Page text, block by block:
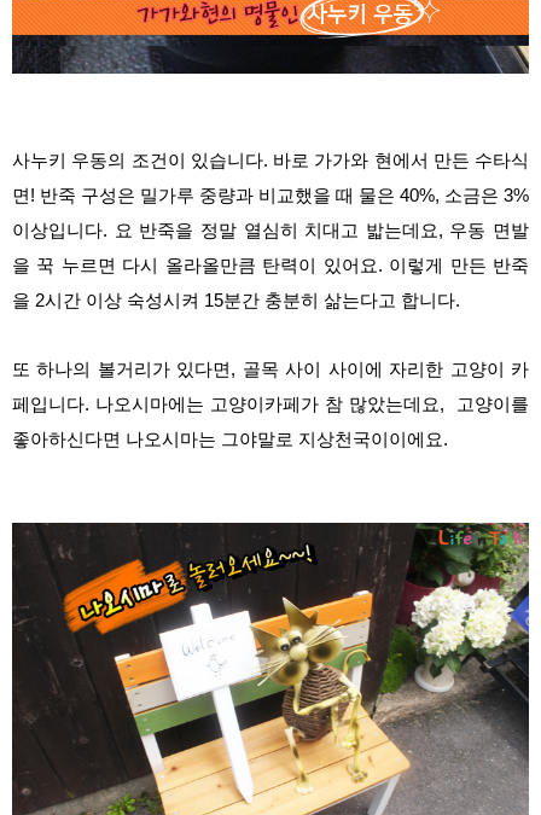
사누키 우동의 조건이 있습니다. 바로 가가와 현에서 만든 수타식
면! 반죽 구성은 밀가루 중량과 비교했을 때 물은 40%, 소금은 3%
이상입니다. 요 반죽을 정말 열심히 치대고 밟는데요, 우동 면발
을 꾹 누르면 다시 올라올만큼 탄력이 있어요. 이렇게 만든 반죽
을 2시간 이상 숙성시켜 15분간 충분히 삶는다고 합니다.
또 하나의 볼거리가 있다면, 골목 사이 사이에 자리한 고양이 카
페입니다. 나오시마에는 고양이카페가 참 많았는데요, 고양이를
좋아하신다면 나오시마는 그야말로 지상천국이이에요.